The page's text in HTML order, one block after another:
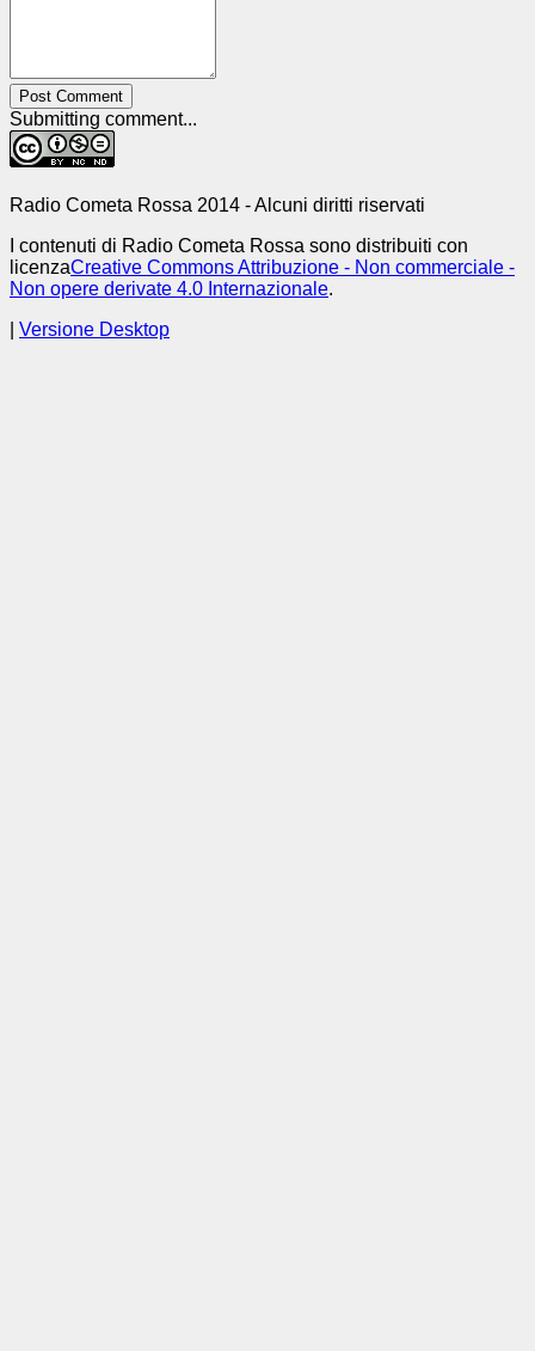
Post Comment
Submitting comment...
Radio Cometa Rossa 2014 - Alcuni diritti riservati
I contenuti di Radio Cometa Rossa sono distribuiti con
licenzaCreative Commons Attribuzione - Non commerciale -
Non opere derivate 4.0 Internazionale.
Versione Desktop